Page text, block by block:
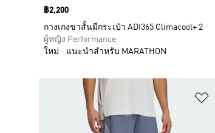
Price
฿2,200
กางเกงขาสั้นมีกระเป๋า ADI365 Climacool+ 2
ผู้หญิง Performance
ใหม่
แนะนำสำหรับ MARATHON